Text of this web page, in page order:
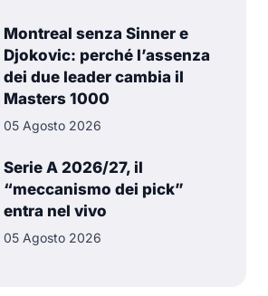
Montreal senza Sinner e
Djokovic: perché l’assenza
dei due leader cambia il
Masters 1000
05 Agosto 2026
Serie A 2026/27, il
“meccanismo dei pick”
entra nel vivo
05 Agosto 2026